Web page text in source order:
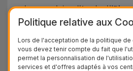
plus populaire d'Apple, l'
Protection à 3 couches
silicone
Nos coques en silicone pour
Politique relative aux
Lors de l'acceptation de la politique
vous devez tenir compte du fait que
permet la personnalisation de
services et d'offres adaptés à vos